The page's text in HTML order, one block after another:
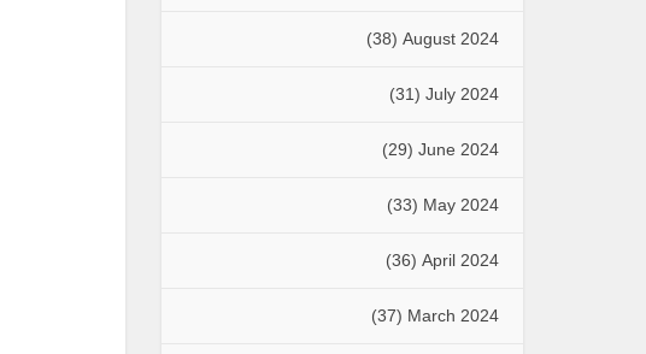
August 2024
(38)
July 2024
(31)
June 2024
(29)
May 2024
(33)
April 2024
(36)
March 2024
(37)